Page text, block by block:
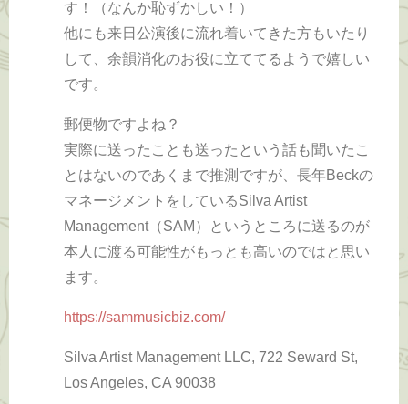
す！（なんか恥ずかしい！）
他にも来日公演後に流れ着いてきた方もいたり
して、余韻消化のお役に立ててるようで嬉しい
です。
郵便物ですよね？
実際に送ったことも送ったという話も聞いたこ
とはないのであくまで推測ですが、長年Beckの
マネージメントをしているSilva Artist
Management（SAM）というところに送るのが
本人に渡る可能性がもっとも高いのではと思い
ます。
https://sammusicbiz.com/
Silva Artist Management LLC, 722 Seward St,
Los Angeles, CA 90038